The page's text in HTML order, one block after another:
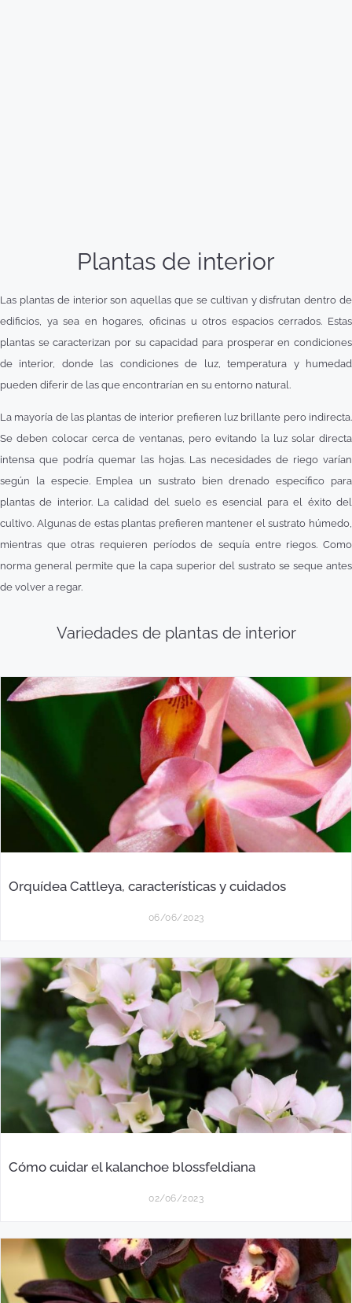
Plantas de interior
Las plantas de interior son aquellas que se cultivan y disfrutan dentro de
edificios, ya sea en hogares, oficinas u otros espacios cerrados. Estas
plantas se caracterizan por su capacidad para prosperar en condiciones
de interior, donde las condiciones de luz, temperatura y humedad
pueden diferir de las que encontrarían en su entorno natural.
La mayoría de las plantas de interior prefieren luz brillante pero indirecta.
Se deben colocar cerca de ventanas, pero evitando la luz solar directa
intensa que podría quemar las hojas. Las necesidades de riego varían
según la especie. Emplea un sustrato bien drenado específico para
plantas de interior. La calidad del suelo es esencial para el éxito del
cultivo. Algunas de estas plantas prefieren mantener el sustrato húmedo,
mientras que otras requieren períodos de sequía entre riegos. Como
norma general permite que la capa superior del sustrato se seque antes
de volver a regar.
Variedades de plantas de interior
Orquídea Cattleya, características y cuidados
06/06/2023
Cómo cuidar el kalanchoe blossfeldiana
02/06/2023